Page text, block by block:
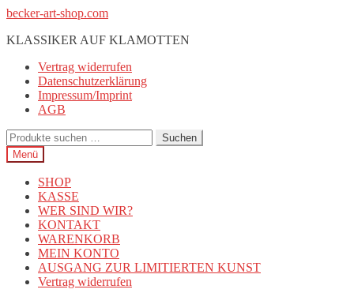
Zur
springen
Zum
springen
becker-art-shop.com
KLASSIKER AUF KLAMOTTEN
Vertrag widerrufen
Datenschutzerklärung
Impressum/Imprint
AGB
Suchen
nach:
Suchen
Menü
SHOP
KASSE
WER SIND WIR?
KONTAKT
WARENKORB
MEIN KONTO
AUSGANG ZUR LIMITIERTEN KUNST
Vertrag widerrufen